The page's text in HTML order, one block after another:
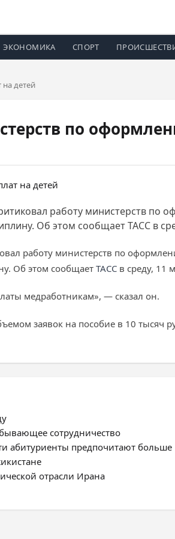
ЭКОНОМИКА СПОРТ
детей
по
работу министерств по
Об этом сообщает ТАСС в
работу министерств по
Об этом сообщает ТАСС в среду, 11
медработникам», — сказал он.
заявок на пособие в 10 тысяч
сотрудничество
абитуриенты предпочитают больше
отрасли Ирана